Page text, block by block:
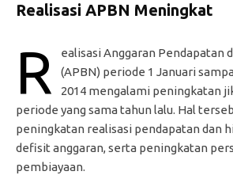
Realisasi APBN Meningkat
R
ealisasi Anggaran Pendapatan
(APBN) periode 1 Januari
2014 mengalami peningkatan
periode yang sama tahun lalu. Hal
peningkatan realisasi pendapatan dan
defisit anggaran, serta peningkatan
pembiayaan.